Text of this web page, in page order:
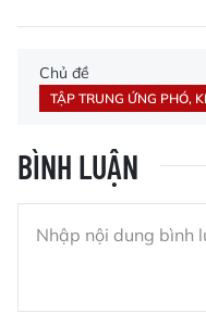
Chủ đề
TẬP TRUNG ỨNG PHÓ,
BÌNH LUẬN